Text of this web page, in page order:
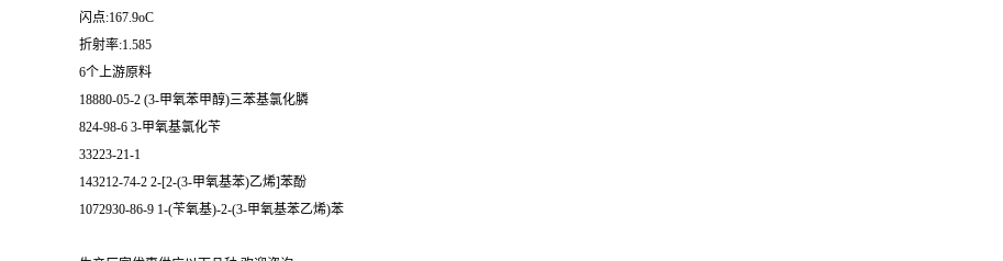
闪点:167.9oC
折射率:1.585
6个上游原料
18880-05-2 (3-甲氧苯甲醇)三苯基氯化膦
824-98-6 3-甲氧基氯化苄
33223-21-1
143212-74-2 2-[2-(3-甲氧基苯)乙烯]苯酚
1072930-86-9 1-(苄氧基)-2-(3-甲氧基苯乙烯)苯